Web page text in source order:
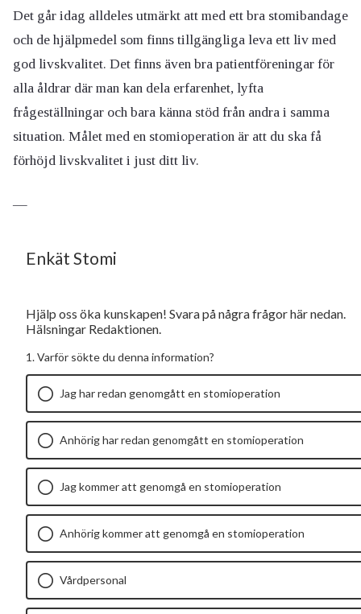
Det går idag alldeles utmärkt att med ett bra stomibandage
och de hjälpmedel som finns tillgängliga leva ett liv med
god livskvalitet. Det finns även bra patientföreningar för
alla åldrar där man kan dela erfarenhet, lyfta
frågeställningar och bara känna stöd från andra i samma
situation. Målet med en stomioperation är att du ska få
förhöjd livskvalitet i just ditt liv.
—